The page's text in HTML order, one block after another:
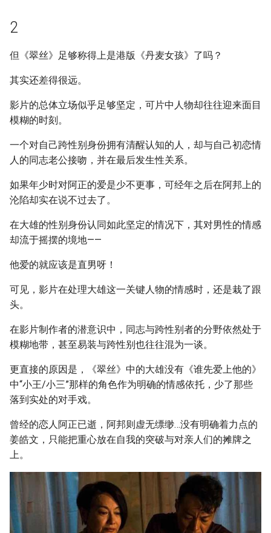
2
但《翠丝》足够称得上是港版《丹麦女孩》了吗？
其实还差得很远。
影片的总体立场似乎足够坚定，可片中人物却往往迎来面目
模糊的时刻。
一个对自己跨性别身份拥有清醒认知的人，却与自己初恋情
人的同志老公接吻，并在最后发生性关系。
如果年少时对阿正的爱是少不更事，可经年之后在阿邦上的
沦陷却实在说不过去了。
在大雄的性别身份认同如此坚定的情况下，其对男性的情感
却流于摇摆的境地——
他爱的就应该是直男呀！
可见，影片在处理大雄这一关键人物的情感时，还是栽了跟
头。
在影片制作者的潜意识中，同志与跨性别者的分野依然处于
模糊地带，甚至易装与跨性别也往往混为一谈。
更直接的原因是，《翠丝》中的大雄没有《谁先爱上他的》
中“小王/小三”那样的角色作为明确的情感依托，少了那些
落到实处的对手戏。
曾经的恋人阿正已逝，阿邦则虚无缥缈…没有明确着力点的
姜皓文，只能把重心放在自我的突破与对亲人们的摊牌之
上。